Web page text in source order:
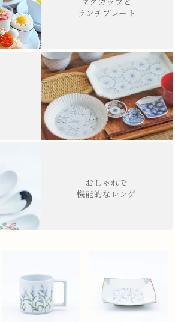
マグカップと
ランチプレート
おしゃれで
機能的なレンゲ